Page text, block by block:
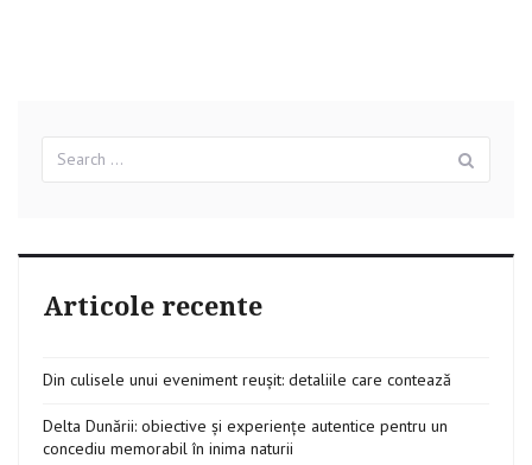
for:
Articole recente
Din culisele unui eveniment reușit: detaliile care contează
Delta Dunării: obiective și experiențe autentice pentru un
concediu memorabil în inima naturii